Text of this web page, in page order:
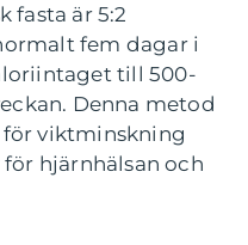
fasta är 5:2
fem dagar i
till 500-
Denna metod
för viktminskning
hjärnhälsan och